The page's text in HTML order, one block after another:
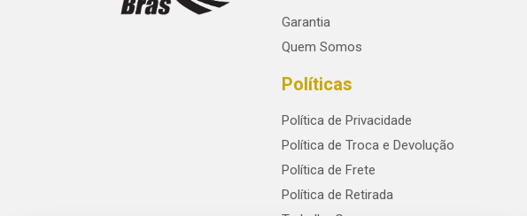
Garantia
Quem Somos
Políticas
Política de Privacidade
Política de Troca e Devolução
Política de Frete
Política de Retirada